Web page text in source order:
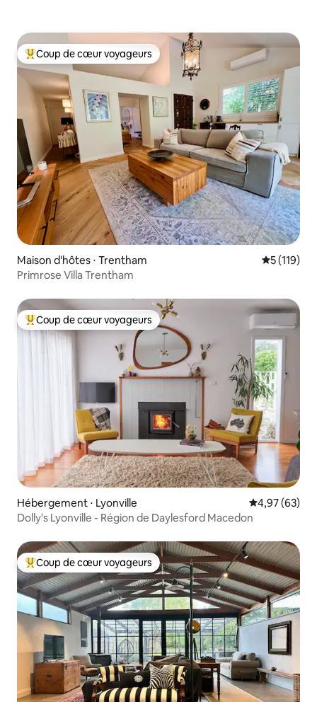
Coups de cœur voyageurs les plus appréciés
Coup de cœur voyageurs
Maison d'hôtes ⋅ Trentham Évaluation
5 (119)
Primrose Villa Trentham
Coups de cœur voyageurs les plus appréciés
Coup de cœur voyageurs
Hébergement ⋅ Lyonville Évaluation
4,97 (63)
Dolly's Lyonville - Région de Daylesford Macedon
Coups de cœur voyageurs les plus appréciés
Coup de cœur voyageurs